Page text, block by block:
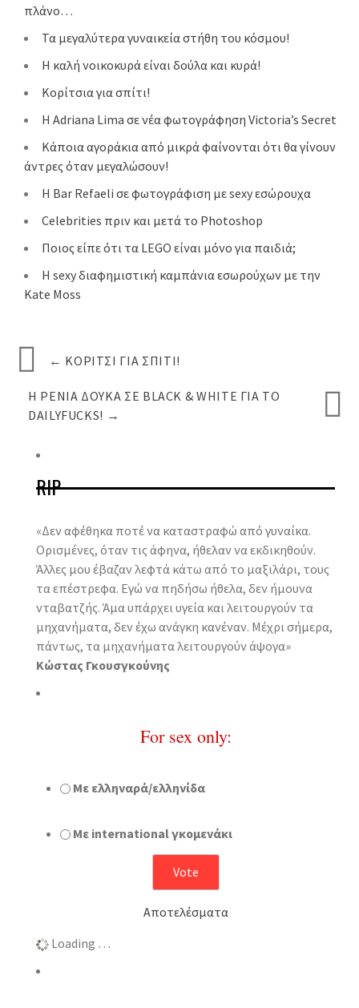
πλάνο…
Τα μεγαλύτερα γυναικεία στήθη του κόσμου!
Η καλή νοικοκυρά είναι δούλα και κυρά!
Κορίτσια για σπίτι!
Η Adriana Lima σε νέα φωτογράφηση Victoria’s Secret
Κάποια αγοράκια από μικρά φαίνονται ότι θα γίνουν
άντρες όταν μεγαλώσουν!
H Bar Refaeli σε φωτογράφιση με sexy εσώρουχα
Celebrities πριν και μετά το Photoshop
Ποιος είπε ότι τα LEGO είναι μόνο για παιδιά;
H sexy διαφημιστική καμπάνια εσωρούχων με την
Kate Moss
← ΚΟΡΊΤΣΙ ΓΙΑ ΣΠΊΤΙ!
Η ΡΈΝΙΑ ΔΟΎΚΑ ΣΕ BLACK & WHITE ΓΙΑ ΤΟ
DAILYFUCKS! →
RIP
«Δεν αφέθηκα ποτέ να καταστραφώ από γυναίκα.
Ορισμένες, όταν τις άφηνα, ήθελαν να εκδικηθούν.
Άλλες μου έβαζαν λεφτά κάτω από το μαξιλάρι, τους
τα επέστρεφα. Εγώ να πηδήσω ήθελα, δεν ήμουνα
νταβατζής. Άμα υπάρχει υγεία και λειτουργούν τα
μηχανήματα, δεν έχω ανάγκη κανέναν. Μέχρι σήμερα,
πάντως, τα μηχανήματα λειτουργούν άψογα»
Κώστας Γκουσγκούνης
For sex only:
Με ελληναρά/ελληνίδα
Με international γκομενάκι
Αποτελέσματα
Loading …